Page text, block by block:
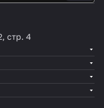
стр. 4